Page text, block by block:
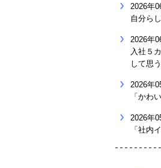
2026年
自分ら
2026年
入社５
して思
2026年
「かわ
2026年
「社内